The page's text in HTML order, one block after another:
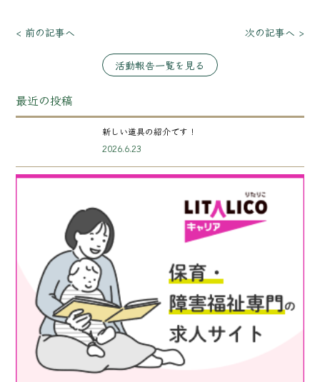
< 前の記事へ
活動報告一覧を見る
次の記事へ >
最近の投稿
新しい道具の紹介です！
2026.6.23